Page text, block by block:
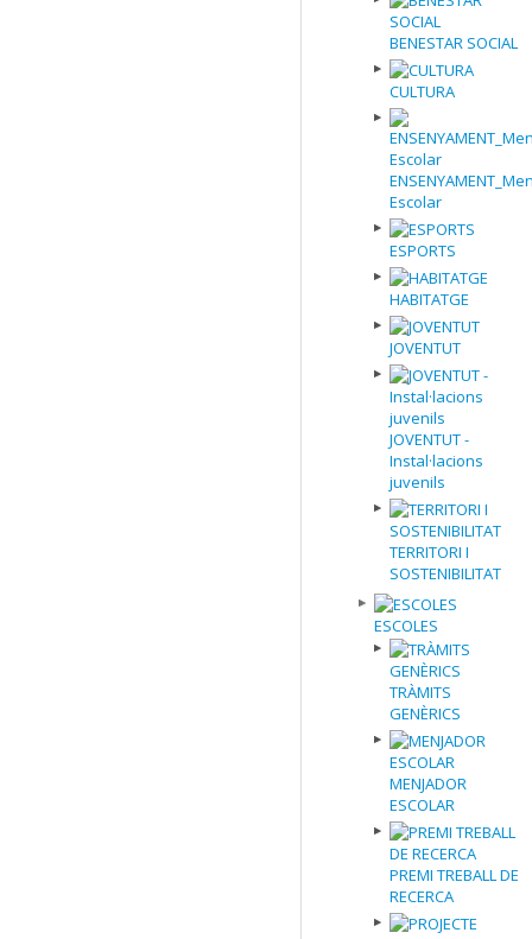
BENESTAR SOCIAL
CULTURA
Escolar
ESPORTS
HABITATGE
JOVENTUT
JOVENTUT -
Instal·lacions
juvenils
TERRITORI I
SOSTENIBILITAT
ESCOLES
TRÀMITS
GENÈRICS
MENJADOR
ESCOLAR
PREMI TREBALL DE
RECERCA